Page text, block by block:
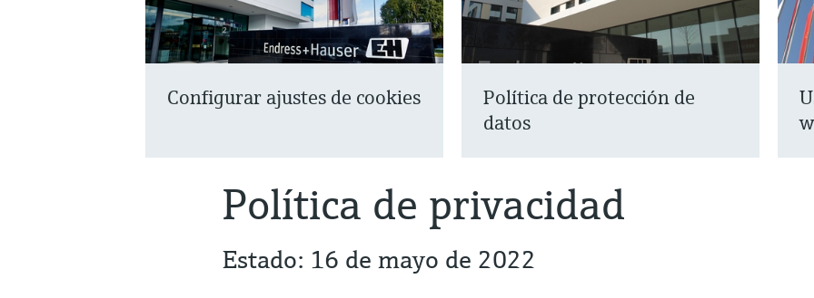
Configurar ajustes de cookies
Política de protección de
datos
Política de privacidad
Estado: 16 de mayo de 2022